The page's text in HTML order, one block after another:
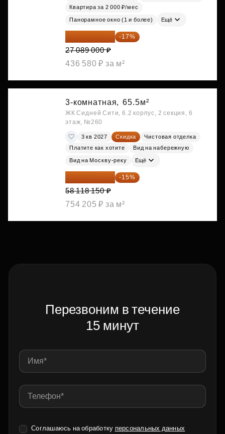
Квартира за 2 000 ₽/мес
Панорамное окно (1 и более) Ещё
22 483 870 ₽ -17%
27 089 000 ₽
436 580 ₽ за м²
3-комнатная, 65.5м²
ЖК Сидней Сити, 6.2 корпус, 2 секция, 6
этаж, №260
3 кв 2027 Скидка
Чистовая отделка
Платите как хотите
Вид на набережную
Вид на Москву-реку Ещё
49 400 428 ₽ -15%
58 118 150 ₽
754 205 ₽ за м²
Перезвоним в течение
15 минут
Соглашаюсь на обработку персональных данных